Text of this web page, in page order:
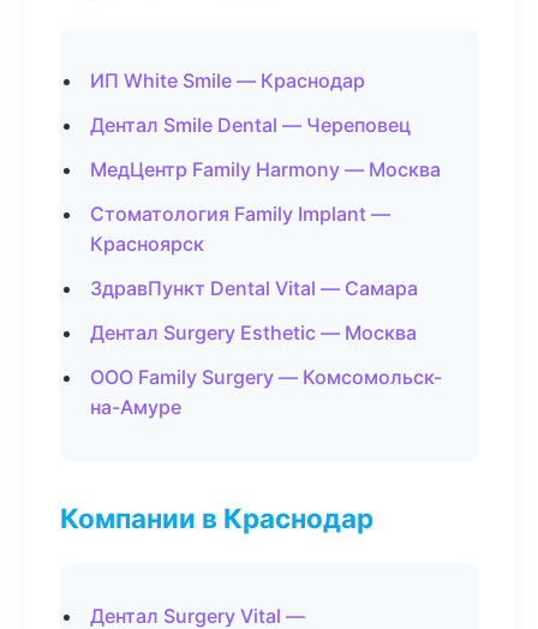
ИП White Smile — Краснодар
Дентал Smile Dental — Череповец
МедЦентр Family Harmony — Москва
Стоматология Family Implant —
Красноярск
ЗдравПункт Dental Vital — Самара
Дентал Surgery Esthetic — Москва
ООО Family Surgery — Комсомольск-
на-Амуре
Компании в Краснодар
Дентал Surgery Vital —